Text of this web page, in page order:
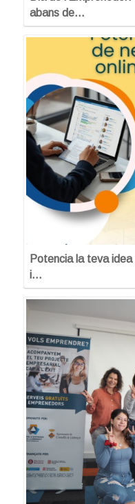
abans de…
Potencia la teva
i…